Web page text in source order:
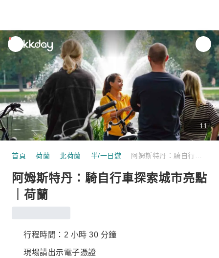
unread
notifications
11
首頁 荷蘭 北荷蘭 半/一日遊
阿姆斯特丹：騎自行車探索城市亮點
｜荷蘭
行程時間：2 小時 30 分鐘
現場請出示電子憑證